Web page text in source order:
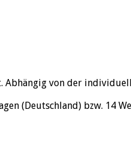
Abhängig von der
(Deutschland) bzw. 14